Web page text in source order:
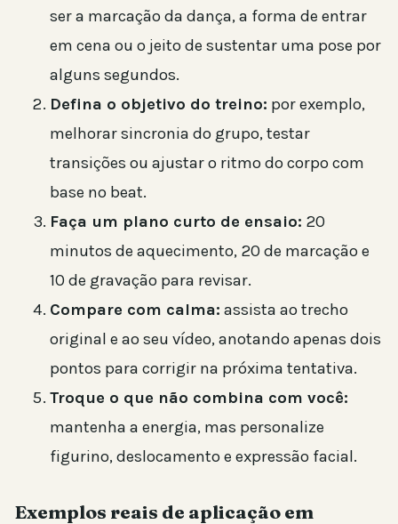
ser a marcação da dança, a forma de entrar
em cena ou o jeito de sustentar uma pose por
alguns segundos.
Defina o objetivo do treino: por exemplo,
melhorar sincronia do grupo, testar
transições ou ajustar o ritmo do corpo com
base no beat.
Faça um plano curto de ensaio: 20
minutos de aquecimento, 20 de marcação e
10 de gravação para revisar.
Compare com calma: assista ao trecho
original e ao seu vídeo, anotando apenas dois
pontos para corrigir na próxima tentativa.
Troque o que não combina com você:
mantenha a energia, mas personalize
figurino, deslocamento e expressão facial.
Exemplos reais de aplicação em